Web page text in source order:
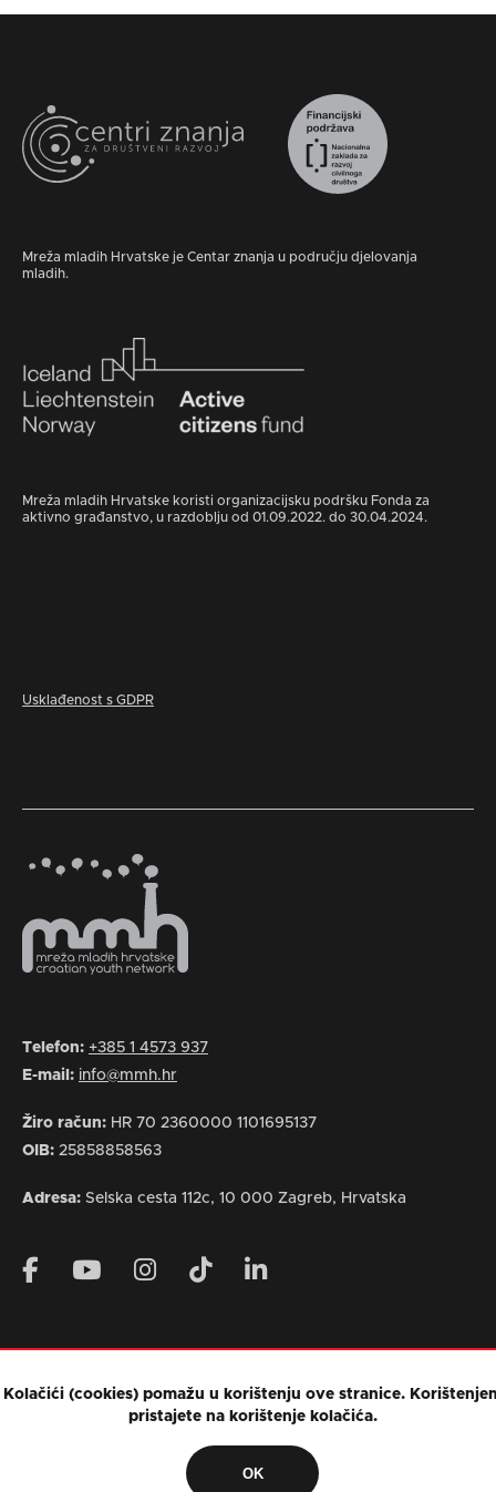
Mreža mladih Hrvatske je Centar znanja u području djelovanja
mladih.
Mreža mladih Hrvatske koristi organizacijsku podršku Fonda za
aktivno građanstvo, u razdoblju od 01.09.2022. do 30.04.2024.
Usklađenost s GDPR
Telefon: +385 1 4573 937
E-mail: info@mmh.hr
Žiro račun: HR 70 2360000 1101695137
OIB: 25858858563
Adresa: Selska cesta 112c, 10 000 Zagreb, Hrvatska
Kolačići (cookies) pomažu u korištenju ove stranice.
pristajete na korištenje kolačića.
OK